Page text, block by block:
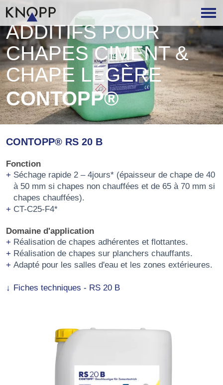
ADDITIFS POUR
CHAPES CIMENT &
CHAPE LÉGÈRE
CONTOPP®
CONTOPP® RS 20 B
Fonction
Séchage rapide 2 – 4jours* (épaisseur de chape de 40
à 50 mm si chapes non chauffées et de 65 à 70 mm si
chapes chauffées).
CT-C25-F4*
Domaine d'application
Réalisation de chapes adhérentes et flottantes.
Réalisation de chapes sur planchers chauffants.
Adapté pour les salles d'eau et les zones extérieures.
Fiches techniques - RS 20 B